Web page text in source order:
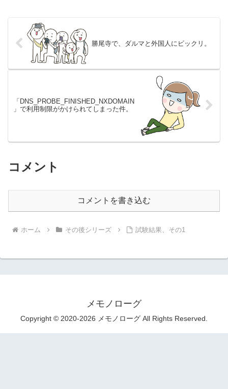
勝尾寺で、ダルマと外国人にビックリ。
「DNS_PROBE_FINISHED_NXDOMAIN
」で利用制限がかけられてしまった件。
コメント
コメントを書き込む
ホーム その後シリーズ 試験結果、その1
メモノローグ
Copyright © 2020-2026 メモノローグ All Rights Reserved.